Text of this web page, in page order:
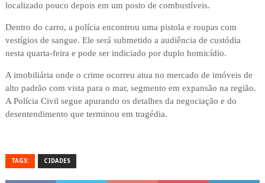
localizado pouco depois em um posto de combustíveis.
Dentro do carro, a polícia encontrou uma pistola e roupas com
vestígios de sangue. Ele será submetido a audiência de custódia
nesta quarta-feira e pode ser indiciado por duplo homicídio.
A imobiliária onde o crime ocorreu atua no mercado de imóveis de
alto padrão com vista para o mar, segmento em expansão na região.
A Polícia Civil segue apurando os detalhes da negociação e do
desentendimento que terminou em tragédia.
TAGS: CIDADES